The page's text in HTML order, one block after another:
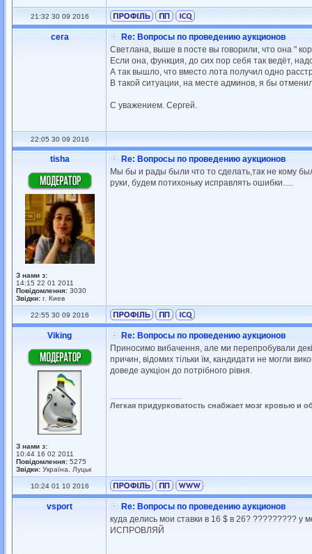
21:32 30 09 2016
сега
Re: Вопросы по проведению аукционов
Светлана, выше в посте вы говорили, что она "
Если она, функция, до сих пор себя так ведёт,
А так вышло, что вместо лота получил одно
В такой ситуации, на месте админов, я бы
С уважением. Сергей.
22:05 30 09 2016
tisha
З нами з:
14:15 22 01 2011
Повідомлення: 3030
Звідки: г. Киев
Re: Вопросы по проведению аукционов
Мы бы и рады были что то сделать,так не кому
руки, будем потихоньку исправлять ошибки.....
22:55 30 09 2016
Viking
З нами з:
10:44 16 02 2011
Повідомлення: 5275
Звідки: Україна, Луцьк
Re: Вопросы по проведению аукционов
Приносимо вибачення, але ми перепробували
причин, відомих тільки їм, кандидати не могли
доведе аукціон до потрібного рівня.
Легкая придурковатость снабжает мозг кровью и
10:24 01 10 2016
vsport
Re: Вопросы по проведению аукционов
куда делись мои ставки в 16 $ в 26? ?????????
ИСПРОВЛЯЙ